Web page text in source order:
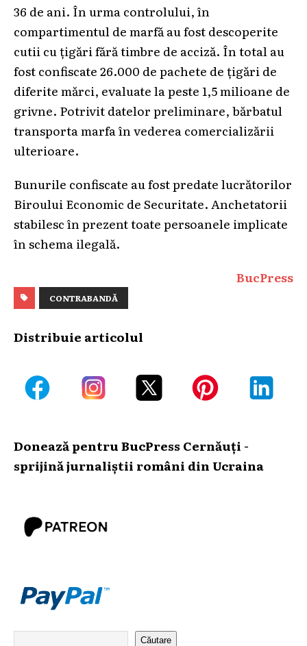
36 de ani. În urma controlului, în
compartimentul de marfă au fost descoperite
cutii cu țigări fără timbre de acciză. În total au
fost confiscate 26.000 de pachete de țigări de
diferite mărci, evaluate la peste 1,5 milioane de
grivne. Potrivit datelor preliminare, bărbatul
transporta marfa în vederea comercializării
ulterioare.
Bunurile confiscate au fost predate lucrătorilor
Biroului Economic de Securitate. Anchetatorii
stabilesc în prezent toate persoanele implicate
în schema ilegală.
BucPress
CONTRABANDĂ
Distribuie articolul
Donează pentru BucPress Cernăuți -
sprijină jurnaliștii români din Ucraina
Căutare